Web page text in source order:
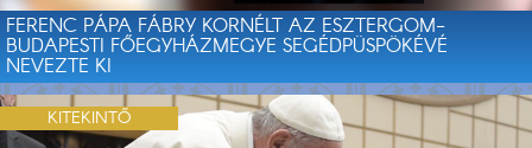
FERENC PÁPA FÁBRY KORNÉLT AZ ESZTERGOM-
BUDAPESTI FŐEGYHÁZMEGYE SEGÉDPÜSPÖKÉVÉ
NEVEZTE KI
KITEKINTŐ